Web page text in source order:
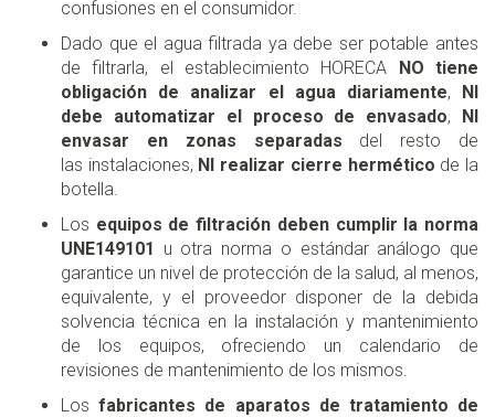
confusiones en el consumidor.
Dado que el agua filtrada ya debe ser potable antes
de filtrarla, el establecimiento HORECA NO tiene
obligación de analizar el agua diariamente, NI
debe automatizar el proceso de envasado, NI
envasar en zonas separadas del resto de
las instalaciones, NI realizar cierre hermético de la
botella.
Los equipos de filtración deben cumplir la norma
UNE149101 u otra norma o estándar análogo que
garantice un nivel de protección de la salud, al menos,
equivalente, y el proveedor disponer de la debida
solvencia técnica en la instalación y mantenimiento
de los equipos, ofreciendo un calendario de
revisiones de mantenimiento de los mismos.
Losfabricantes de aparatos de tratamiento de